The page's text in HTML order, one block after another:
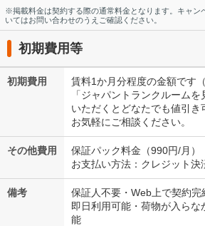
※掲載料金は契約する際の通常料金となります。キャン
いてはお問い合わせのうえご確認ください。
初期費用等
初期費用
賃料1か月分程度の金額です（
「ジャパントランクルーム
いただくとどなたでも値引き
お気軽にご相談ください。
その他費用
保証パック料金（990円/月）
お支払い方法：クレジット
備考
保証人不要・Web上で契約完
即日利用可能・荷物が入ら
能